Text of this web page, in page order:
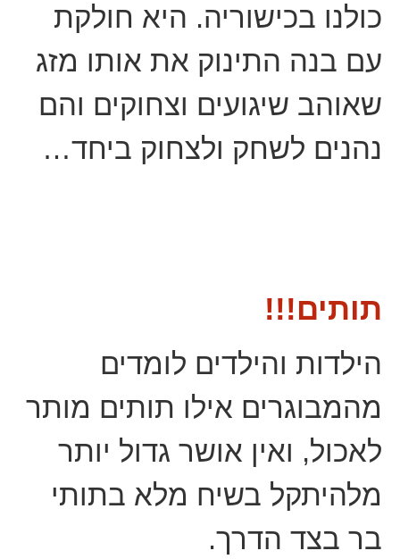
כולנו בכישוריה. היא חולקת
עם בנה התינוק את אותו מזג
שאוהב שיגועים וצחוקים והם
נהנים לשחק ולצחוק ביחד…
תותים!!!
הילדות והילדים לומדים
מהמבוגרים אילו תותים מותר
לאכול, ואין אושר גדול יותר
מלהיתקל בשיח מלא בתותי
בר בצד הדרך.